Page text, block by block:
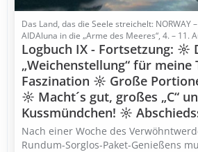
Das Land, das die Seele streichelt:
AIDAluna in die „Arme des Meeres“, 4. – 11.
Logbuch IX - Fortsetzung: ☼
„Weichenstellung“ für
Faszination ☼ Große
☼ Macht´s gut, großes „C“
Kussmündchen! ☼
Nach einer Woche des
Rundum-Sorglos-Paket-Genießens